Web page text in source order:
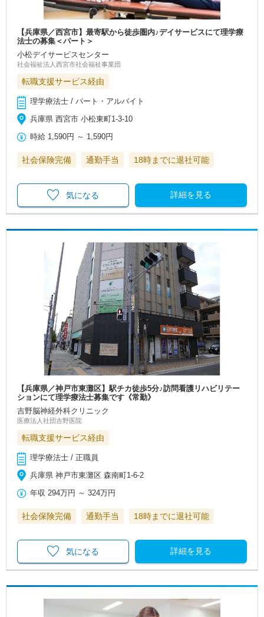
【兵庫県／西宮市】最寄駅から徒歩圏内♪デイサービスにて理学療
法士の募集＜パート＞
小松デイサービスセンター
社会福祉法人西宮市社会福祉事業団
転職支援サービス経由
理学療法士 / パート・アルバイト
兵庫県 西宮市 小松東町1-3-10
時給 1,590円 ～ 1,590円
社会保険完備 通勤手当 18時までに退社可能
詳細を見る
気になる
【兵庫県／神戸市東灘区】駅チカ徒歩5分♪訪問看護リハビリテー
ションにて理学療法士募集です《常勤》
吉野脳神経外科クリニック
医療法人社団吉野医院
転職支援サービス経由
理学療法士 / 正職員
兵庫県 神戸市東灘区 森南町1-6-2
年収 294万円 ～324万円
社会保険完備 通勤手当 18時までに退社可能
詳細を見る
気になる